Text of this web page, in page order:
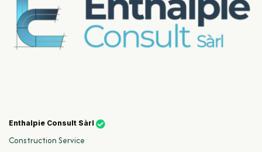
Enthalpie Consult Sàrl
Construction Service